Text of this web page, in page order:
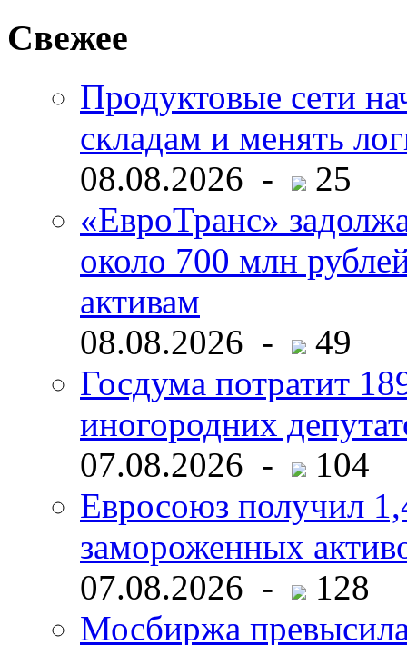
Свежее
Продуктовые сети
складам и менять
08.08.2026 -
25
«ЕвроТранс»
около 700 млн
активам
08.08.2026 -
49
Госдума потратит
иногородних
07.08.2026 -
104
Евросоюз получил
замороженных
07.08.2026 -
128
Мосбиржа